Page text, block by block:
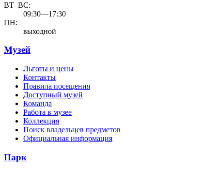
ВТ–ВС:
09:30—17:30
ПН:
выходной
Музей
Льготы и цены
Контакты
Правила посещения
Доступный музей
Команда
Работа в музее
Коллекция
Поиск владельцев предметов
Официальная информация
Парк